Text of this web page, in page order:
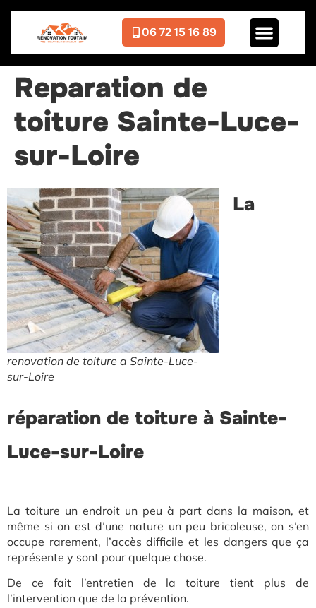
06 72 15 16 89
Reparation de
toiture Sainte-Luce-
sur-Loire
renovation de toiture a Sainte-Luce-
sur-Loire
La
réparation de toiture à Sainte-
Luce-sur-Loire
La toiture un endroit un peu à part dans la maison, et
même si on est d’une nature un peu bricoleuse, on s’en
occupe rarement, l’accès difficile et les dangers que ça
représente y sont pour quelque chose.
De ce fait l’entretien de la toiture tient plus de
l’intervention que de la prévention.